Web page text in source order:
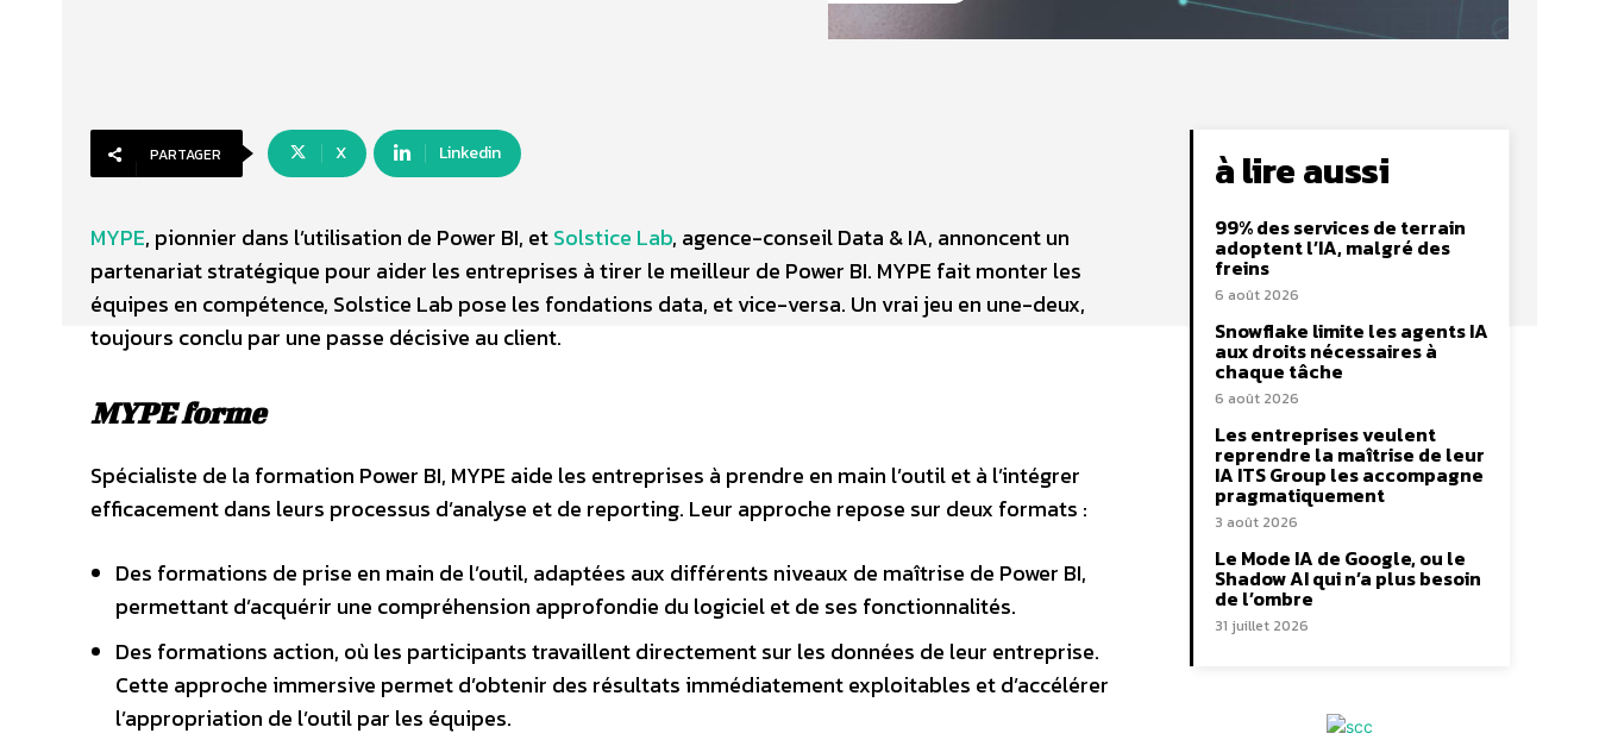
PARTAGER X Linkedin
MYPE, pionnier dans l’utilisation de Power BI, etSolstice Lab, agence-conseil Data & IA, annoncent un
partenariat stratégique pour aider les entreprises à tirer le meilleur de Power BI. MYPE fait monter les
équipes en compétence, Solstice Lab pose les fondations data, et vice-versa. Un vrai jeu en une-deux,
toujours conclu par une passe décisive au client.
MYPE forme
Spécialiste de la formation Power BI, MYPE aide les entreprises à prendre en main l’outil et à l’intégrer
efficacement dans leurs processus d’analyse et de reporting. Leur approche repose sur deux formats :
Des formations de prise en main de l’outil, adaptées aux différents niveaux de maîtrise de Power BI,
permettant d’acquérir une compréhension approfondie du logiciel et de ses fonctionnalités.
Des formations action, où les participants travaillent directement sur les données de leur entreprise.
Cette approche immersive permet d’obtenir des résultats immédiatement exploitables et d’accélérer
l’appropriation de l’outil par les équipes.
à lire aussi
99% des services de terrain
adoptent l’IA, malgré des
freins
6 août 2026
Snowflake limite les agents IA
aux droits nécessaires à
chaque tâche
6 août 2026
Les entreprises veulent
reprendre la maîtrise de leur
IA ITS Group les accompagne
pragmatiquement
3 août 2026
Le Mode IA de Google, ou le
Shadow AI qui n’a plus besoin
de l’ombre
31 juillet 2026